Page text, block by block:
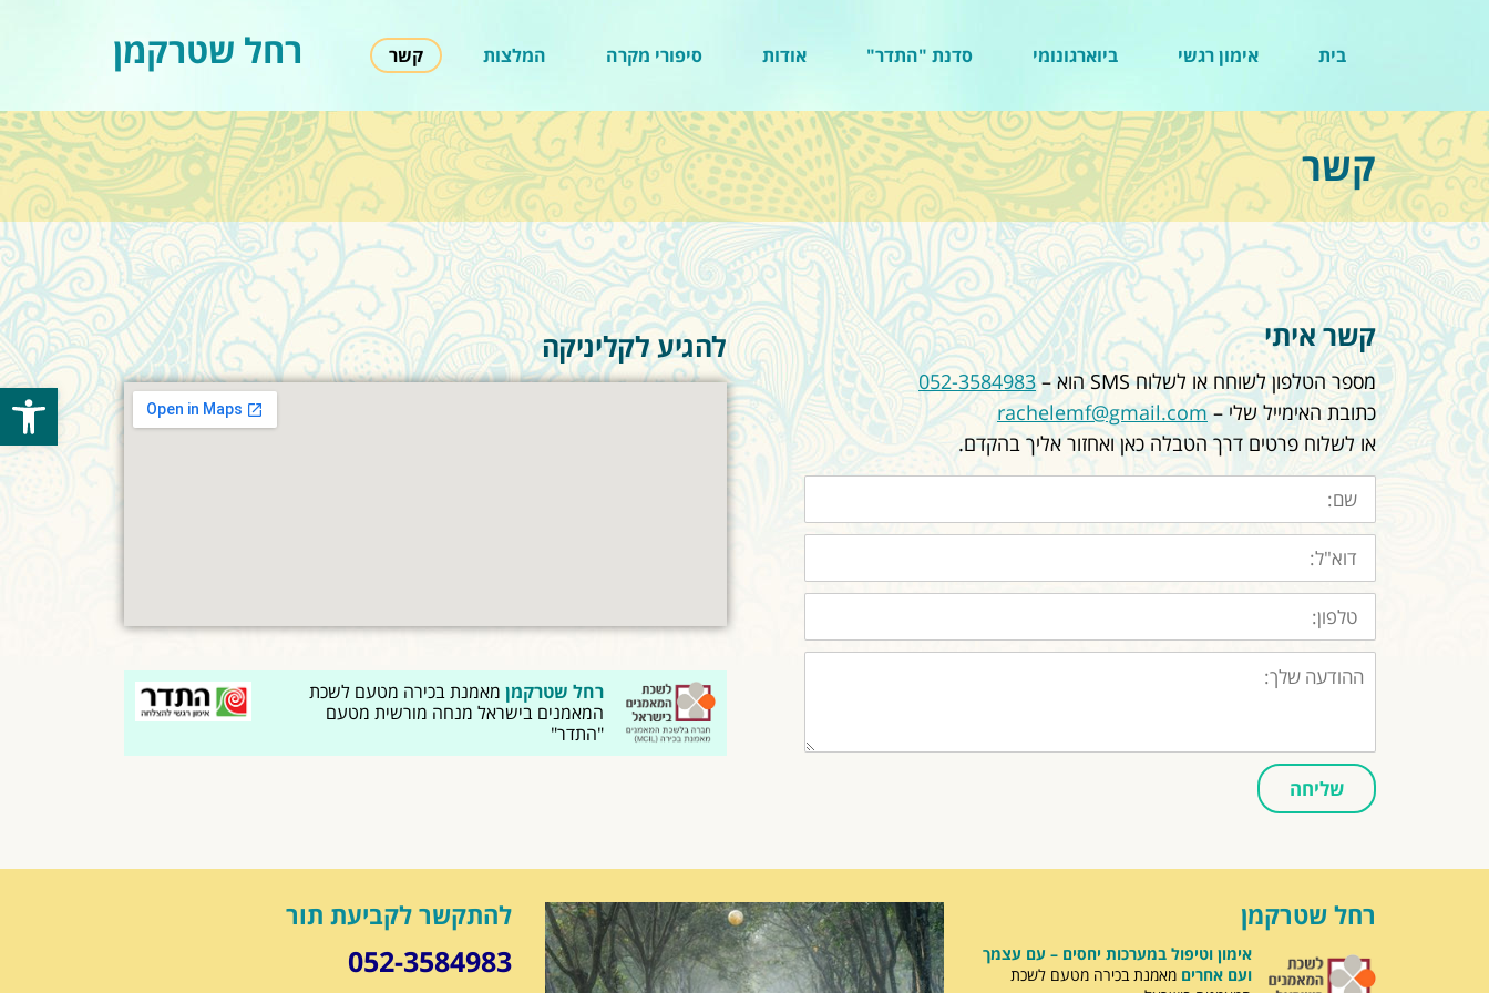
פתח
רחל שטרקמן בית אימון רגשי ביוארגונומי סדנת "התדר" אודות סיפורי מקרה המלצות קשר
קשר
קשר איתי
מספר הטלפון לשוחח או לשלוח SMS הוא –
052-3584983
כתובת האימייל שלי –rachelemf@gmail.com
או לשלוח פרטים דרך הטבלה כאן ואחזור אליך בהקדם.
שם:
דוא"ל:
טלפון:
ההודעה
שלך:
שליחה
להגיע לקליניקה
רחל שטרקמןמאמנת בכירה מטעם לשכת
המאמנים בישראל מנחה מורשית מטעם
"התדר"
רחל שטרקמן
אימון וטיפול במערכות יחסים – עם עצמך
ועם אחרים מאמנת בכירה מטעם לשכת
להתקשר לקביעת תור
052-3584983